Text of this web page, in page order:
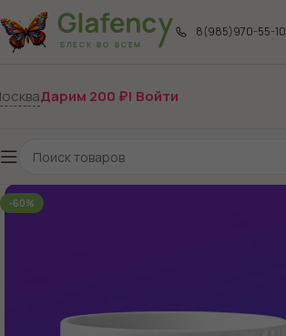
8(985)970-55-10
Дарим 200 ₽! Войти
-60%